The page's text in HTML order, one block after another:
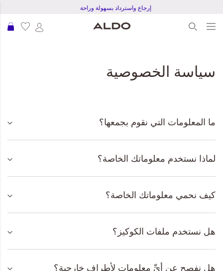
إرجاع واسترداد بسهولة وراحة
إحياء الطراز الكلاسيكي
سياسة الخصوصية
ما المعلومات التي نقوم بجمعها؟
لماذا نستخدم معلوماتك الخاصة؟
كيف نحمي معلوماتك الخاصة؟
هل نستخدم ملفات الكوكيز؟
هل نفصح عن أيِّ معلومات لأطراف خارجية؟